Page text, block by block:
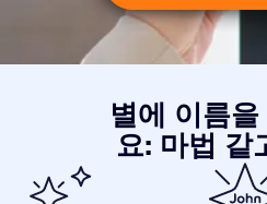
별에 이름
요: 마법 같